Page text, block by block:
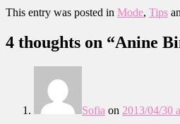
This entry was posted in Mode, Tips
4 thoughts on “Anine
Sofia on 2013/04/30